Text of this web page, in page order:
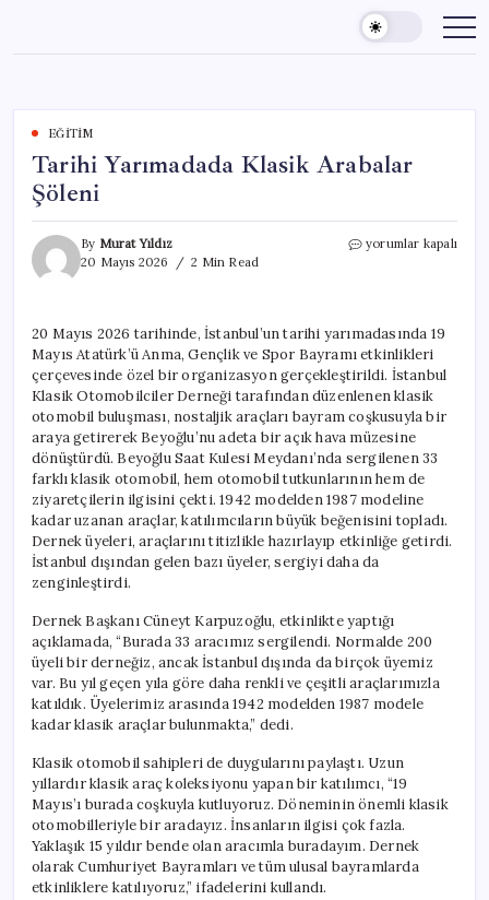
content
EĞITIM
Tarihi Yarımadada Klasik Arabalar
Şöleni
By Murat Yıldız
20 Mayıs 2026
2 Min Read
Tarihi
için
yorumlar kapalı
20 Mayıs 2026 tarihinde, İstanbul’un tarihi yarımadasında 19
Mayıs Atatürk’ü Anma, Gençlik ve Spor Bayramı etkinlikleri
çerçevesinde özel bir organizasyon gerçekleştirildi. İstanbul
Klasik Otomobilciler Derneği tarafından düzenlenen klasik
otomobil buluşması, nostaljik araçları bayram coşkusuyla bir
araya getirerek Beyoğlu’nu adeta bir açık hava müzesine
dönüştürdü. Beyoğlu Saat Kulesi Meydanı’nda sergilenen 33
farklı klasik otomobil, hem otomobil tutkunlarının hem de
ziyaretçilerin ilgisini çekti. 1942 modelden 1987 modeline
kadar uzanan araçlar, katılımcıların büyük beğenisini topladı.
Dernek üyeleri, araçlarını titizlikle hazırlayıp etkinliğe getirdi.
İstanbul dışından gelen bazı üyeler, sergiyi daha da
zenginleştirdi.
Dernek Başkanı Cüneyt Karpuzoğlu, etkinlikte yaptığı
açıklamada, “Burada 33 aracımız sergilendi. Normalde 200
üyeli bir derneğiz, ancak İstanbul dışında da birçok üyemiz
var. Bu yıl geçen yıla göre daha renkli ve çeşitli araçlarımızla
katıldık. Üyelerimiz arasında 1942 modelden 1987 modele
kadar klasik araçlar bulunmakta,” dedi.
Klasik otomobil sahipleri de duygularını paylaştı. Uzun
yıllardır klasik araç koleksiyonu yapan bir katılımcı, “19
Mayıs’ı burada coşkuyla kutluyoruz. Döneminin önemli klasik
otomobilleriyle bir aradayız. İnsanların ilgisi çok fazla.
Yaklaşık 15 yıldır bende olan aracımla buradayım. Dernek
olarak Cumhuriyet Bayramları ve tüm ulusal bayramlarda
etkinliklere katılıyoruz,” ifadelerini kullandı.